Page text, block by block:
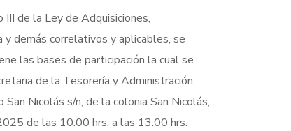
de la Ley de Adquisiciones,
demás correlativos y aplicables, se
las bases de participación la cual se
de la Tesorería y Administración,
Nicolás s/n, de la colonia San Nicolás,
de las 10:00 hrs. a las 13:00 hrs.